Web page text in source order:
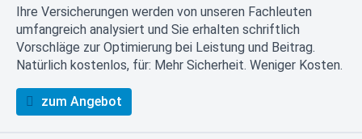
Ihre Versicherungen werden von unseren Fachleuten
umfangreich analysiert und Sie erhalten schriftlich
Vorschläge zur Optimierung bei Leistung und Beitrag.
Natürlich kostenlos, für: Mehr Sicherheit. Weniger Kosten.
zum Angebot